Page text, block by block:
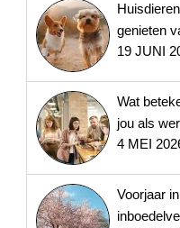
genieten
19 JUNI
Wat
jou als
4 MEI
Voorjaar